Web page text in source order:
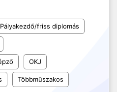
Pályakezdő/friss diplomás
OKJ
Többműszakos